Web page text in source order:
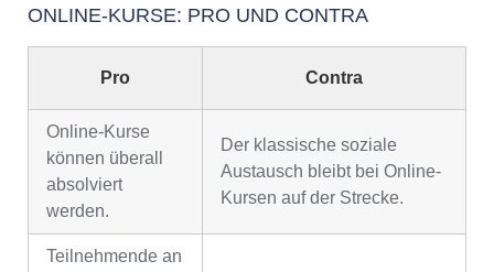
ONLINE-KURSE: PRO UND CONTRA
Pro Contra
Online-Kurse
können überall
absolviert
werden.
Der klassische soziale
Austausch bleibt bei Online-
Kursen auf der Strecke.
Teilnehmende an